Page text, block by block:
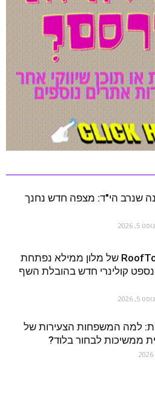
שנרב הי"ד: מצפה חדש נחנך
5, 2026
מסעדת ה-RoofTop של מלון ממילא נפתחת
קולינרי חדש בהובלת השף
5, 2026
למה המשפחות הצעירות של
ממשיכות לבחור בלוד?